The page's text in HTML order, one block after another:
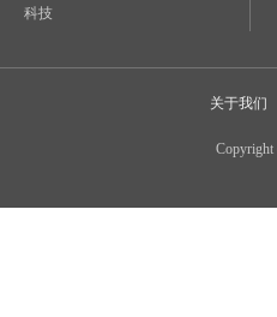
科技
关于我们